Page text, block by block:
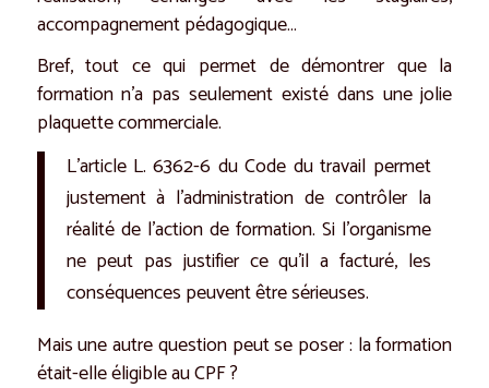
accompagnement pédagogique…
Bref, tout ce qui permet de démontrer que la
formation n’a pas seulement existé dans une jolie
plaquette commerciale.
L’article L. 6362-6 du Code du travail permet
justement à l’administration de contrôler la
réalité de l’action de formation. Si l’organisme
ne peut pas justifier ce qu’il a facturé, les
conséquences peuvent être sérieuses.
Mais une autre question peut se poser : la formation
était-elle éligible au CPF ?